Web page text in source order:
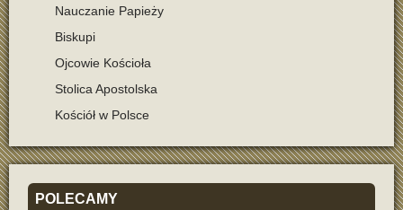
Nauczanie Papieży
Biskupi
Ojcowie Kościoła
Stolica Apostolska
Kościół w Polsce
POLECAMY